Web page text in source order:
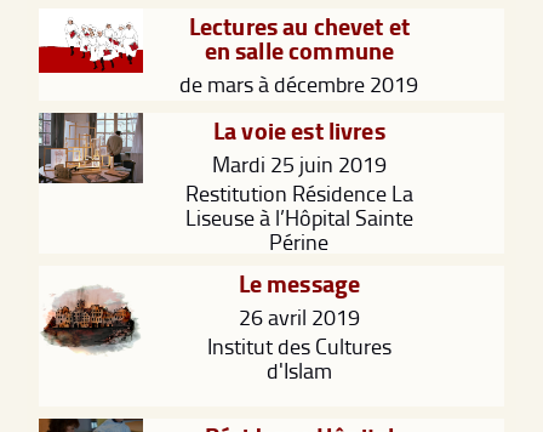
Lectures au chevet et
en salle commune
de mars à décembre 2019
La voie est livres
Mardi 25 juin 2019
Restitution Résidence La
Liseuse à l’Hôpital Sainte
Périne
Le message
26 avril 2019
Institut des Cultures
d'Islam